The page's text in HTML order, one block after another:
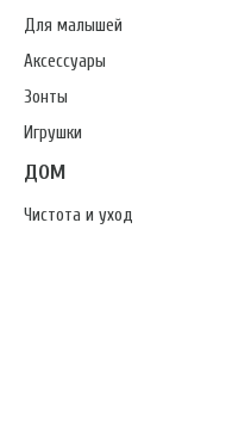
Для малышей
Аксессуары
Зонты
Игрушки
ДОМ
Чистота и уход